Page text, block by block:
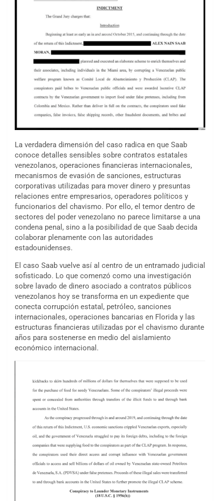
La verdadera dimensión del caso radica en que Saab
conoce detalles sensibles sobre contratos estatales
venezolanos, operaciones financieras internacionales,
mecanismos de evasión de sanciones, estructuras
corporativas utilizadas para mover dinero y presuntas
relaciones entre empresarios, operadores políticos y
funcionarios del chavismo. Por ello, el temor dentro de
sectores del poder venezolano no parece limitarse a una
condena penal, sino a la posibilidad de que Saab decida
colaborar plenamente con las autoridades
estadounidenses.
El caso Saab vuelve así al centro de un entramado judicial
sofisticado. Lo que comenzó como una investigación
sobre lavado de dinero asociado a contratos públicos
venezolanos hoy se transforma en un expediente que
conecta corrupción estatal, petróleo, sanciones
internacionales, operaciones bancarias en Florida y las
estructuras financieras utilizadas por el chavismo durante
años para sostenerse en medio del aislamiento
económico internacional.